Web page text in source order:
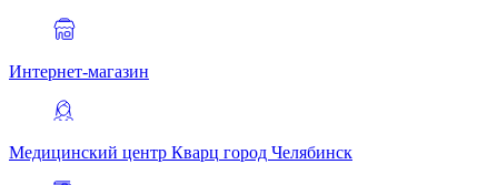
Интернет-магазин
Медицинский центр Кварц город Челябинск